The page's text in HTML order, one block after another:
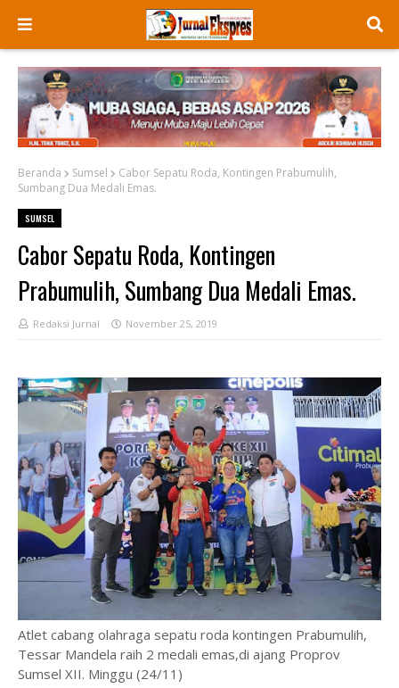
Beranda Sumsel
Cabor Sepatu Roda, Kontingen Prabumulih,
Sumbang Dua Medali Emas.
SUMSEL
Cabor Sepatu Roda, Kontingen
Prabumulih, Sumbang Dua Medali Emas.
Redaksi Jurnal November 25, 2019
Atlet cabang olahraga sepatu roda kontingen Prabumulih,
Tessar Mandela raih 2 medali emas,di ajang Proprov
Sumsel XII. Minggu (24/11)